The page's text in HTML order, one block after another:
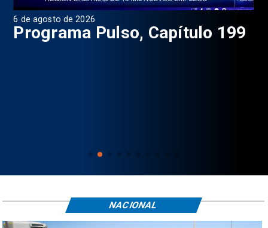
6 de agosto de 2026
Programa Pulso, Capítulo 199
NACIONAL